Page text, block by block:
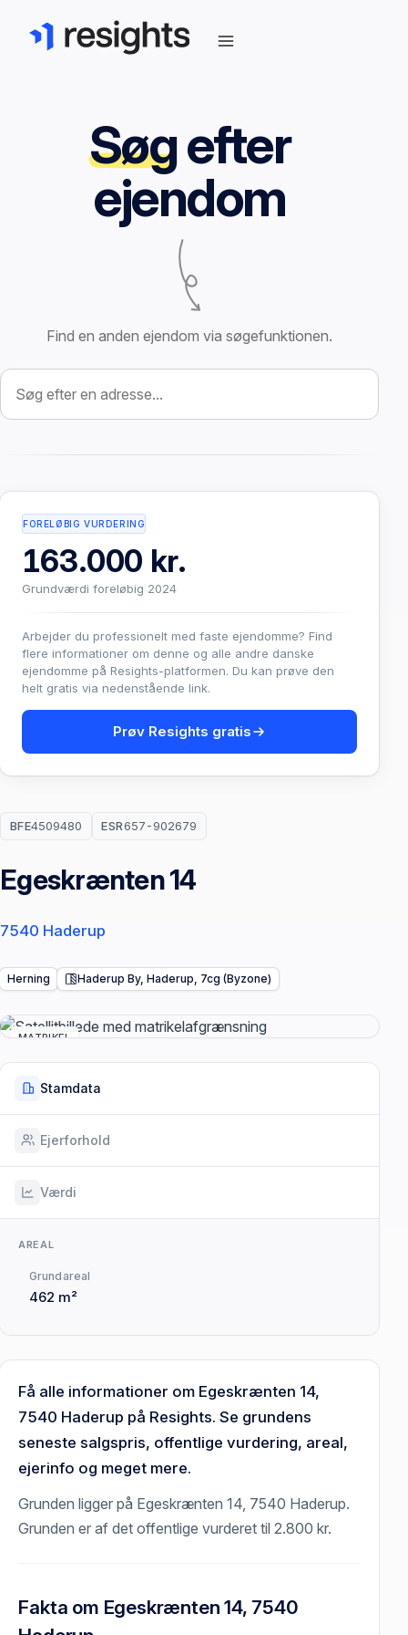
Søgefter
ejendom
Find en anden ejendom via søgefunktionen.
Søg efter ejendom
BFE4509480 ESR657-902679
Egeskrænten 14
7540 Haderup
Herning Haderup By, Haderup, 7cg (Byzone)
MATRIKEL
Stamdata
Ejerforhold
Værdi
AREAL
Grundareal
462 m²
Få alle informationer om Egeskrænten 14,
7540 Haderup på Resights. Se grundens
seneste salgspris, offentlige vurdering, areal,
ejerinfo og meget mere.
Grunden ligger på Egeskrænten 14, 7540 Haderup.
Grunden er af det offentlige vurderet til 2.800 kr.
Fakta om Egeskrænten 14, 7540
FORELØBIG VURDERING
163.000 kr.
Grundværdi foreløbig 2024
Arbejder du professionelt med faste ejendomme? Find
flere informationer om denne og alle andre danske
ejendomme på Resights-platformen. Du kan prøve den
helt gratis via nedenstående link.
Prøv Resights gratis